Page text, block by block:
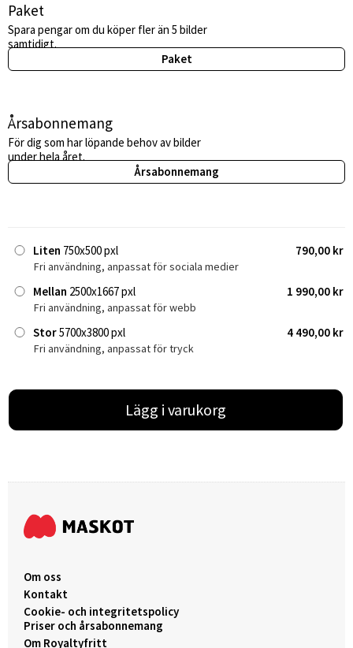
Paket
Spara pengar om du köper fler än 5 bilder
samtidigt.
Paket
Årsabonnemang
För dig som har löpande behov av bilder
under hela året.
Årsabonnemang
Liten 750x500 pxl 790,00 kr
Fri användning, anpassat för sociala medier
Mellan 2500x1667 pxl 1 990,00 kr
Fri användning, anpassat för webb
Stor5700x3800 pxl 4 490,00 kr
Fri användning, anpassat för tryck
Lägg i varukorg
Om oss
Kontakt
Cookie- och integritetspolicy
Priser och årsabonnemang
Om Royaltyfritt